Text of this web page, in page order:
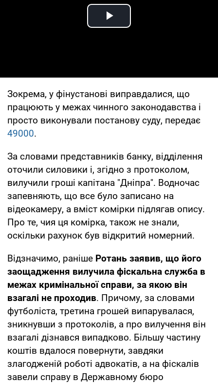
Play Video
Зокрема, у фінустанові виправдалися, що
працюють у межах чинного законодавства і
просто виконували постанову суду, передає
49000.
За словами представників банку, відділення
оточили силовики і, згідно з протоколом,
вилучили гроші капітана "Дніпра". Водночас
запевняють, що все було записано на
відеокамеру, а вміст комірки підлягав опису.
Про те, чия ця комірка, також не знали,
оскільки рахунок був відкритий номерний.
Відзначимо, раніше Ротань заявив, що його
заощадження вилучила фіскальна служба в
межах кримінальної справи, за якою він
взагалі не проходив. Причому, за словами
футболіста, третина грошей випарувалася,
зникнувши з протоколів, а про вилучення він
взагалі дізнався випадково. Більшу частину
коштів вдалося повернути, завдяки
злагодженій роботі адвокатів, а на фіскалів
завели справу в Державному бюро